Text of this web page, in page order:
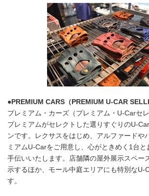
●PREMIUM CARS（PREMIUM U-CAR
プレミアム・カーズ（プレミアム・U-Carセ
プレミアムがセレクトした選りすぐりのU-
ンです。レクサスをはじめ、アルファードや
ミアムU-Carをご用意し、心がときめく1台
手伝いいたします。店舗隣の屋外展示スペー
示するほか、モール中庭エリアにも特別なU-
す。